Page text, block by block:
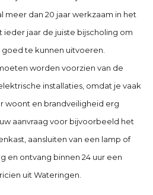
meer dan 20 jaar werkzaam in het
jaar de juiste bijscholing om
te kunnen uitvoeren.
worden voorzien van de
installaties, omdat je vaak
woont en brandveiligheid erg
aanvraag voor bijvoorbeeld het
aansluiten van een lamp of
en ontvang binnen 24 uur een
uit Wateringen.